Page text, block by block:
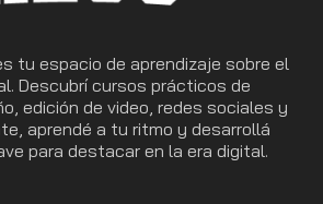
tu espacio de aprendizaje sobre el
Descubrí cursos prácticos de
edición de video, redes sociales y
aprendé a tu ritmo y desarrollá
para destacar en la era digital.